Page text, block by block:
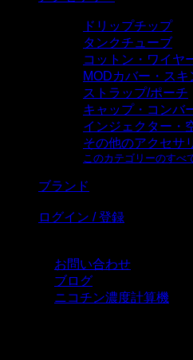
ドリップチップ
タンクチューブ
コットン・ワイヤ
MODカバー・スキ
ストラップ/ポーチ
キャップ・コンバ
インジェクター・
その他のアクセサ
このカテゴリーのすべ
ブランド
ログイン / 登録
お問い合わせ
ブログ
ニコチン濃度計算機